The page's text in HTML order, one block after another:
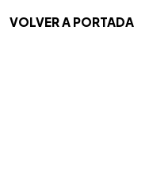
VOLVER A PORTADA